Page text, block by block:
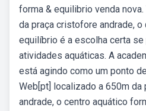
forma & equilibrio venda
da praça cristofore andrade,
equilíbrio é a escolha certa se
atividades aquáticas. A
está agindo como um ponto
Web[pt] localizado a 650m da
andrade, o centro aquático